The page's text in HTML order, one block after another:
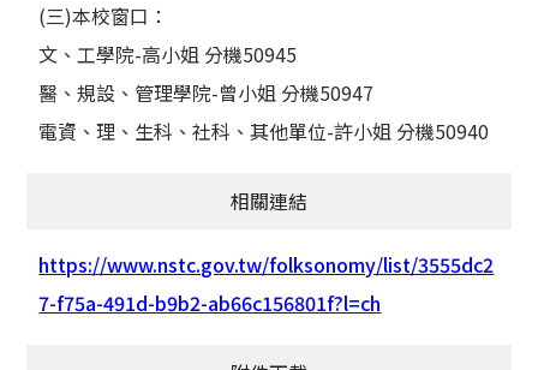
(三)本校窗口：
文、工學院-高小姐 分機50945
醫、規設、管理學院-曾小姐 分機50947
電資、理、生科、社科、其他單位-許小姐 分機50940
相關連結
https://www.nstc.gov.tw/folksonomy/list/3555dc2
7-f75a-491d-b9b2-ab66c156801f?l=ch